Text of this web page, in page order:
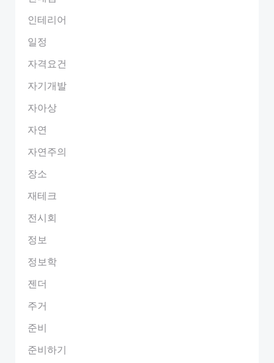
인테리어
일정
자격요건
자기개발
자아상
자연
자연주의
장소
재테크
전시회
정보
정보학
젠더
주거
준비
준비하기